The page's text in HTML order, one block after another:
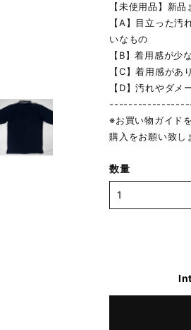
【未使用品】新
【A】目立った汚
いなもの
【B】着用感が少
【C】着用感があ
【D】汚れやダメ
※お買い物ガイド
購入をお願い致し
数量